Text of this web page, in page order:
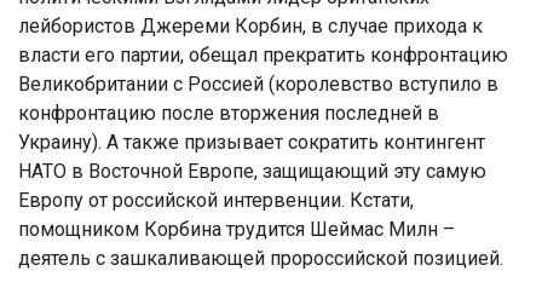
лейбористов Джереми Корбин, в случае прихода к
власти его партии, обещал прекратить конфронтацию
Великобритании с Россией (королевство вступило в
конфронтацию после вторжения последней в
Украину). А также призывает сократить контингент
НАТО в Восточной Европе, защищающий эту самую
Европу от российской интервенции. Кстати,
помощником Корбина трудится Шеймас Милн –
деятель с зашкаливающей пророссийской позицией.